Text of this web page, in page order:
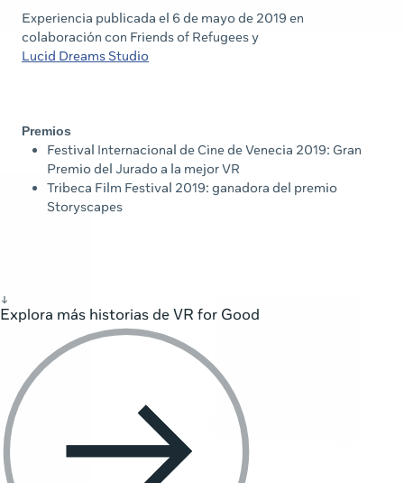
Experiencia publicada el 6 de mayo de 2019 en
colaboración con Friends of Refugees y
Lucid Dreams Studio
Premios
Festival Internacional de Cine de Venecia 2019: Gran
Premio del Jurado a la mejor VR
Tribeca Film Festival 2019: ganadora del premio
Storyscapes
Explora más historias de VR for Good